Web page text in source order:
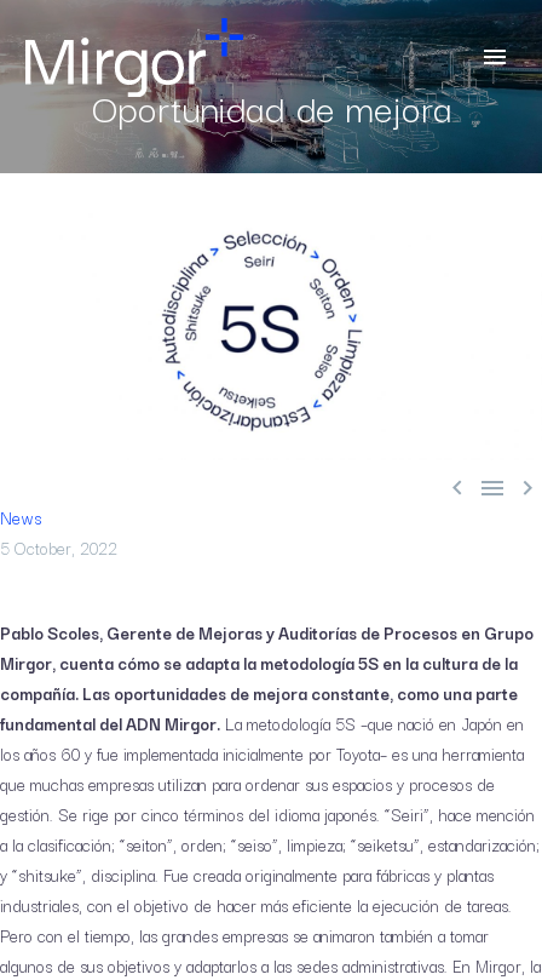
Oportunidad de mejora
  
News
5 October, 2022
Pablo Scoles, Gerente de Mejoras y Auditorías de Procesos en Grupo
Mirgor, cuenta cómo se adapta la metodología 5S en la cultura de la
compañía. Las oportunidades de mejora constante, como una parte
fundamental del ADN Mirgor. La metodología 5S –que nació en Japón en
los años 60 y fue implementada inicialmente por Toyota– es una herramienta
que muchas empresas utilizan para ordenar sus espacios y procesos de
gestión. Se rige por cinco términos del idioma japonés. “Seiri”, hace mención
a la clasificación; “seiton”, orden; “seiso”, limpieza; “seiketsu”, estandarización;
y “shitsuke”, disciplina. Fue creada originalmente para fábricas y plantas
industriales, con el objetivo de hacer más eficiente la ejecución de tareas.
Pero con el tiempo, las grandes empresas se animaron también a tomar
algunos de sus objetivos y adaptarlos a las sedes administrativas. En Mirgor, la